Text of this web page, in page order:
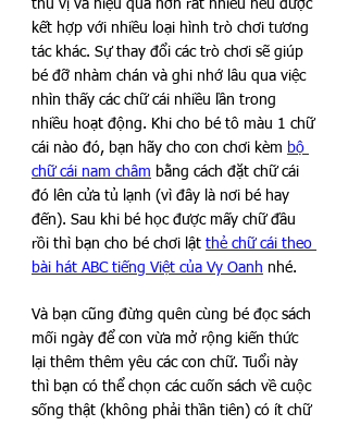
thú vị và hiệu quả hơn rất nhiều nếu được
kết hợp với nhiều loại hình trò chơi tương
tác khác. Sự thay đổi các trò chơi sẽ giúp
bé đỡ nhàm chán và ghi nhớ lâu qua việc
nhìn thấy các chữ cái nhiều lần trong
nhiều hoạt động. Khi cho bé tô màu 1 chữ
cái nào đó, bạn hãy cho con chơi kèm bộ
chữ cái nam châm bằng cách đặt chữ cái
đó lên cửa tủ lạnh (vì đây là nơi bé hay
đến). Sau khi bé học được mấy chữ đầu
rồi thì bạn cho bé chơi lật thẻ chữ cái theo
bài hát ABC tiếng Việt của Vy Oanh nhé.
Và bạn cũng đừng quên cùng bé đọc sách
mối ngày để con vừa mở rộng kiến thức
lại thêm thêm yêu các con chữ. Tuổi này
thì bạn có thể chọn các cuốn sách về cuộc
sống thật (không phải thần tiên) có ít chữ